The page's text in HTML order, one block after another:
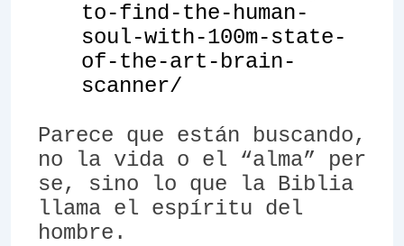
to-find-the-human-
soul-with-100m-state-
of-the-art-brain-
scanner/
Parece que están buscando,
no la vida o el “alma” per
se, sino lo que la Biblia
llama el espíritu del
hombre.